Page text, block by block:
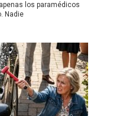
los paramédicos
Nadie